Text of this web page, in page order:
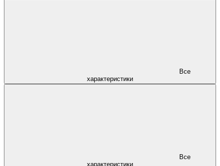
характеристики
характеристики